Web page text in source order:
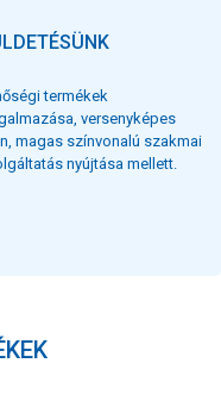
termékek
versenyképes
magas színvonalú szakmai
nyújtása mellett.